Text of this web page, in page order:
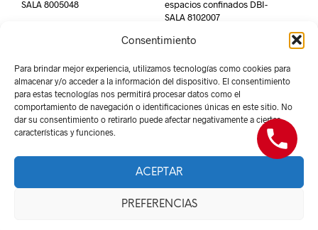
Consentimiento
Para brindar mejor experiencia, utilizamos tecnologías como cookies para
almacenar y/o acceder a la información del dispositivo. El consentimiento
para estas tecnologías nos permitirá procesar datos como el
comportamiento de navegación o identificaciones únicas en este sitio. No
dar su consentimiento o retirarlo puede afectar negativamente a ciertas
características y funciones.
ACEPTAR
PREFERENCIAS
SALA 8005048
espacios confinados DBI-
SALA 8102007
Derechos Reservados -Red Suministros 2026